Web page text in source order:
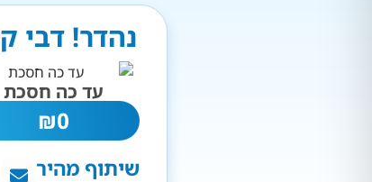
נהדר! דבי
עד כה חסכת
0
₪
שיתוף מהיר